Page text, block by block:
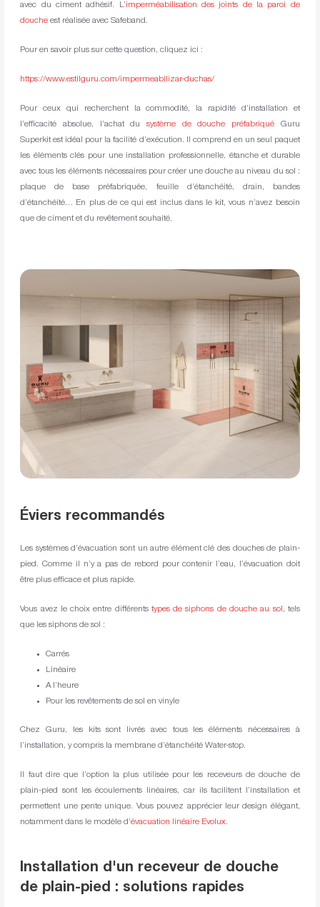
avec du ciment adhésif. L’imperméabilisation des joints de la paroi de
douche est réalisée avec Safeband.
Pour en savoir plus sur cette question, cliquez ici :
https://www.estilguru.com/impermeabilizar-duchas/
Pour ceux qui recherchent la commodité, la rapidité d’installation et
l’efficacité absolue, l’achat du système de douche préfabriqué Guru
Superkit est idéal pour la facilité d’exécution. Il comprend en un seul paquet
les éléments clés pour une installation professionnelle, étanche et durable
avec tous les éléments nécessaires pour créer une douche au niveau du sol :
plaque de base préfabriquée, feuille d’étanchéité, drain, bandes
d’étanchéité… En plus de ce qui est inclus dans le kit, vous n’avez besoin
que de ciment et du revêtement souhaité.
Éviers recommandés
Les systèmes d’évacuation sont un autre élément clé des douches de plain-
pied. Comme il n’y a pas de rebord pour contenir l’eau, l’évacuation doit
être plus efficace et plus rapide.
Vous avez le choix entre différents types de siphons de douche au sol, tels
que les siphons de sol :
Carrés
Linéaire
A l’heure
Pour les revêtements de sol en vinyle
Chez Guru, les kits sont livrés avec tous les éléments nécessaires à
l’installation, y compris la membrane d’étanchéité Water-stop.
Il faut dire que l’option la plus utilisée pour les receveurs de douche de
plain-pied sont les écoulements linéaires, car ils facilitent l’installation et
permettent une pente unique. Vous pouvez apprécier leur design élégant,
notamment dans le modèle d’évacuation linéaire Evolux.
Installation d'un receveur de douche
de plain-pied : solutions rapides